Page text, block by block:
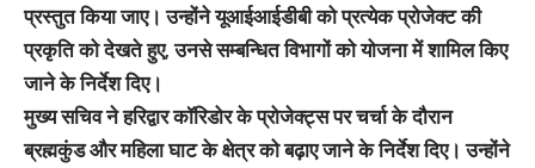
प्रस्तुत किया जाए। उन्होंने यूआईआईडीबी को प्रत्येक प्रोजेक्ट की
प्रकृति को देखते हुए, उनसे सम्बन्धित विभागों को योजना में शामिल किए
जाने के निर्देश दिए।
मुख्य सचिव ने हरिद्वार कॉरिडोर के प्रोजेक्ट्स पर चर्चा के दौरान
ब्रह्मकुंड और महिला घाट के क्षेत्र को बढ़ाए जाने के निर्देश दिए। उन्होंने